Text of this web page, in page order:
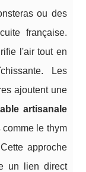
ou des
française.
l'air tout en
Les
ajoutent une
artisanale
le thym
approche
un lien direct